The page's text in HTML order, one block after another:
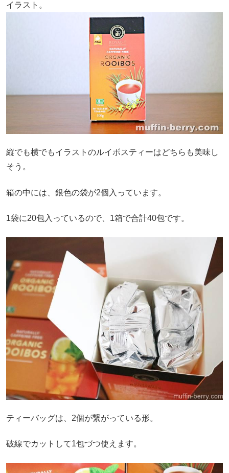
イラスト。
縦でも横でもイラストのルイボスティーはどちらも美味し
そう。
箱の中には、銀色の袋が2個入っています。
1袋に20包入っているので、1箱で合計40包です。
ティーバッグは、2個が繋がっている形。
破線でカットして1包づつ使えます。